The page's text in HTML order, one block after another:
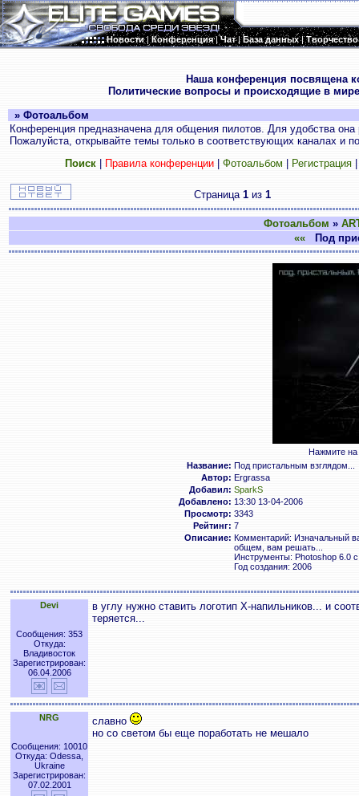
Новости|Конференция|Чат|База данных|Творчество
Наша конференция посвящена
Политические вопросы и происходящие в
» Фотоальбом
Конференция предназначена для общения пилотов. Для удобства
Пожалуйста, открывайте темы только в соответствующих каналах и
Поиск| Правила конференции| Фотоальбом Регистрация
Страница 1из 1
Фотоальбом »
««Под
Нажмите на
Название: Под пристальным взглядом...
Автор: Ergrassa
Добавил: SparkS
Добавлено: 13:30 13-04-2006
Просмотр: 3343
Рейтинг: 7
Описание: Комментарий: Изначальный
общем, вам решать...
Инструменты: Photoshop 6.0
Год создания: 2006
Devi
Сообщения: 353
Откуда:
Владивосток
Зарегистрирован:
06.04.2006
в углу нужно ставить логотип X-напильников... и
теряется...
NRG
Сообщения: 10010
Откуда: Odessa,
Ukraine
Зарегистрирован:
07.02.2001
славно
но со светом бы еще поработать не мешало